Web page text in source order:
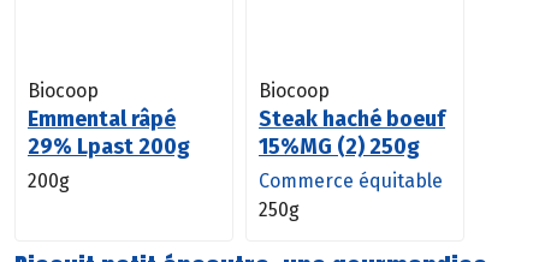
Biocoop
Emmental râpé
29% Lpast 200g
200g
Biocoop
Steak haché boeuf
15%MG (2) 250g
Commerce équitable
250g